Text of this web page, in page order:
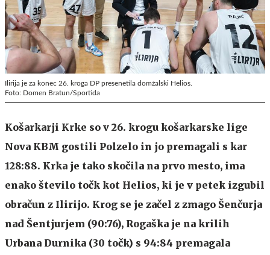
Ilirija je za konec 26. kroga DP presenetila domžalski Helios.
Foto: Domen Bratun/Sportida
Košarkarji Krke so v 26. krogu košarkarske lige
Nova KBM gostili Polzelo in jo premagali s kar
128:88. Krka je tako skočila na prvo mesto, ima
enako število točk kot Helios, ki je v petek izgubil
obračun z Ilirijo. Krog se je začel z zmago Šenčurja
nad Šentjurjem (90:76), Rogaška je na krilih
Urbana Durnika (30 točk) s 94:84 premagala